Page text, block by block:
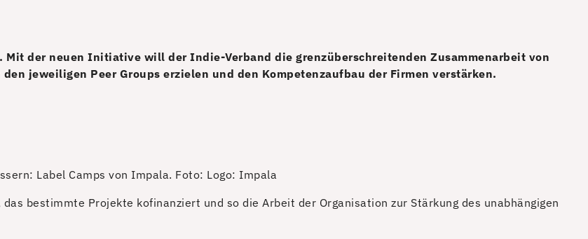
der neuen Initiative will der Indie-Verband die grenzüberschreitenden Zusammenarbeit von
jeweiligen Peer Groups erzielen und den Kompetenzaufbau der Firmen verstärken.
Label Camps von Impala. Foto: Logo: Impala
bestimmte Projekte kofinanziert und so die Arbeit der Organisation zur Stärkung des unabhängigen